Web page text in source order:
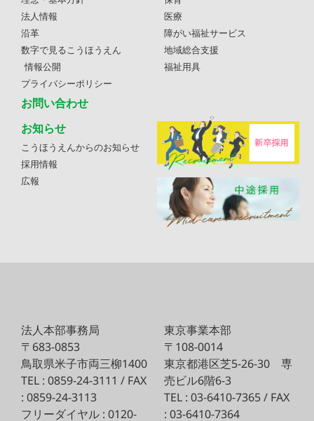
法人情報
沿革
数字で見るこうほうえん
情報公開
プライバシーポリシー
お問い合わせ
医療
障がい福祉サービス
地域総合支援
福祉用具
お知らせ
こうほうえんからのお知らせ
採用情報
広報
法人本部事務局
〒683-0853
鳥取県米子市両三柳1400
TEL : 0859-24-3111 / FAX
: 0859-24-3113
フリーダイヤル : 0120-
東京事業本部
〒108-0014
東京都港区芝5-26-30 専
売ビル6階6-3
TEL : 03-6410-7365 / FAX
: 03-6410-7364